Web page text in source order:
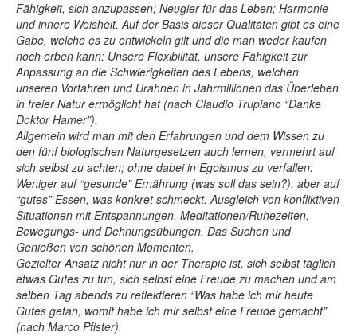
Fähigkeit, sich anzupassen; Neugier für das Leben; Harmonie
und innere Weisheit. Auf der Basis dieser Qualitäten gibt es eine
Gabe, welche es zu entwickeln gilt und die man weder kaufen
noch erben kann: Unsere Flexibilität, unsere Fähigkeit zur
Anpassung an die Schwierigkeiten des Lebens, welchen
unseren Vorfahren und Urahnen in Jahrmillionen das Überleben
in freier Natur ermöglicht hat (nach Claudio Trupiano “Danke
Doktor Hamer”).
Allgemein wird man mit den Erfahrungen und dem Wissen zu
den fünf biologischen Naturgesetzen auch lernen, vermehrt auf
sich selbst zu achten; ohne dabei in Egoismus zu verfallen:
Weniger auf “gesunde” Ernährung (was soll das sein?), aber auf
“gutes” Essen, was konkret schmeckt. Ausgleich von konfliktiven
Situationen mit Entspannungen, Meditationen/Ruhezeiten,
Bewegungs- und Dehnungsübungen. Das Suchen und
Genießen von schönen Momenten.
Gezielter Ansatz nicht nur in der Therapie ist, sich selbst täglich
etwas Gutes zu tun, sich selbst eine Freude zu machen und am
selben Tag abends zu reflektieren “Was habe ich mir heute
Gutes getan, womit habe ich mir selbst eine Freude gemacht”
(nach Marco Pfister).